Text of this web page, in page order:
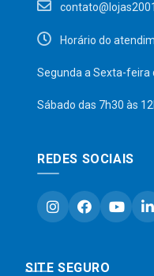
Horário do
Segunda a Sexta-feira
Sábado das 7h30 às
REDES SOCIAIS
SITE SEGURO